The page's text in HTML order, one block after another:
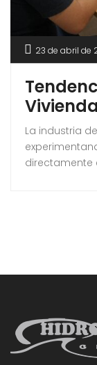
23 de abril de
La industria
directamente
que